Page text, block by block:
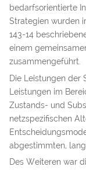
bedarfsorientierte
Strategien wurden
143-14
einem
zusammengeführt.
Die Leistungen der
Leistungen im
Zustands- und
netzspezifischen
abgestimmten,
Des Weiteren war